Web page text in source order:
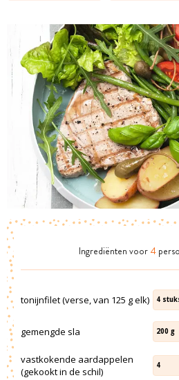
Ingrediënten voor 4
tonijnfilet (verse, van 125 g elk) 4
gemengde sla 200 g
vastkokende aardappelen
(gekookt in de schil)
4